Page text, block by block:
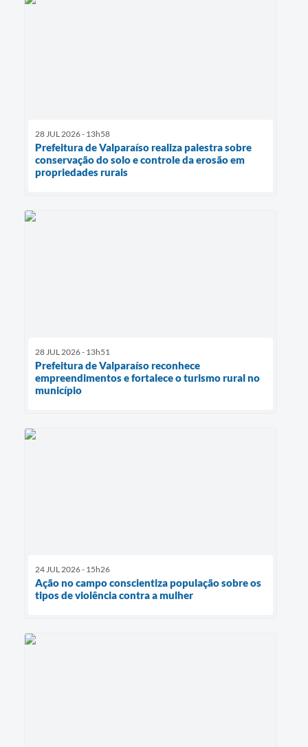
28 JUL 2026 - 13h58
Prefeitura de Valparaíso realiza palestra sobre
conservação do solo e controle da erosão em
propriedades rurais
28 JUL 2026 - 13h51
Prefeitura de Valparaíso reconhece
empreendimentos e fortalece o turismo rural no
município
24 JUL 2026 - 15h26
Ação no campo conscientiza população sobre os
tipos de violência contra a mulher